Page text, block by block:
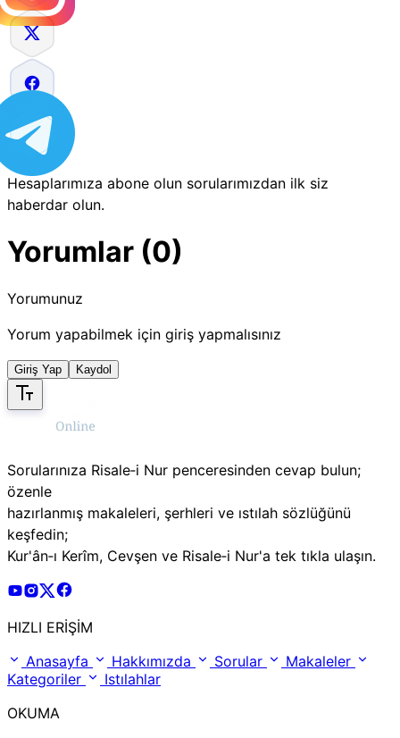
Hesaplarımıza abone olun sorularımızdan ilk siz
haberdar olun.
Yorumlar (0)
Yorumunuz
Yorum yapabilmek için giriş yapmalısınız
Giriş Yap Kaydol
Sorularınıza Risale‑i Nur penceresinden cevap bulun;
özenle
hazırlanmış makaleleri, şerhleri ve ıstılah sözlüğünü
keşfedin;
Kur'ân‑ı Kerîm, Cevşen ve Risale‑i Nur'a tek tıkla ulaşın.
Risale Online Youtube Hesabı
Risale Online Instagram Hesabı
Risale Online X Hesabı
HIZLI ERİŞİM
Anasayfa
Hakkımızda Sorular
Makaleler
Kategoriler
Istılahlar
OKUMA